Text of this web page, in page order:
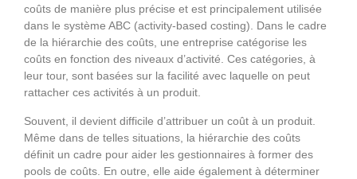
coûts de manière plus précise et est principalement utilisée
dans le système ABC (activity-based costing). Dans le cadre
de la hiérarchie des coûts, une entreprise catégorise les
coûts en fonction des niveaux d’activité. Ces catégories, à
leur tour, sont basées sur la facilité avec laquelle on peut
rattacher ces activités à un produit.
Souvent, il devient difficile d’attribuer un coût à un produit.
Même dans de telles situations, la hiérarchie des coûts
définit un cadre pour aider les gestionnaires à former des
pools de coûts. En outre, elle aide également à déterminer